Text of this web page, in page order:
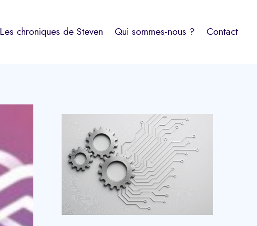
Les chroniques de Steven Qui sommes-nous ? Contact